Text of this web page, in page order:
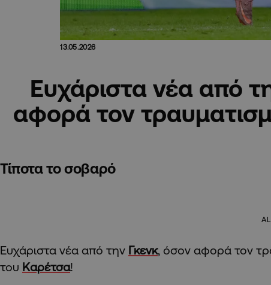
13.05.2026
Ευχάριστα νέα από
αφορά τον
Τίποτα το σοβαρό
Ευχάριστα νέα από την Γκενκ, όσον αφορά τον
του Καρέτσα!